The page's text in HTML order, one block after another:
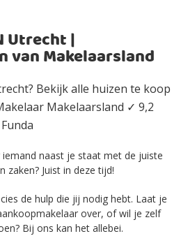
Utrecht |
van Makelaarsland
Bekijk alle huizen te koop
Makelaarsland ✓ 9,2
naast je staat met de juiste
zaken? Juist in deze tijd!
de hulp die jij nodig hebt. Laat je
over, of wil je zelf
Bij ons kan het allebei.